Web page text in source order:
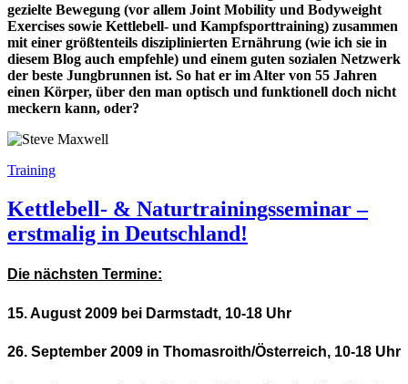
gezielte Bewegung (vor allem Joint Mobility und Bodyweight
Exercises sowie Kettlebell- und Kampfsporttraining) zusammen
mit einer größtenteils disziplinierten Ernährung (wie ich sie in
diesem Blog auch empfehle) und einem guten sozialen Netzwerk
der beste Jungbrunnen ist. So hat er im Alter von 55 Jahren
einen Körper, über den man optisch und funktionell doch nicht
meckern kann, oder?
Training
Kettlebell- & Naturtrainingsseminar –
erstmalig in Deutschland!
Die nächsten Termine:
15. August 2009 bei Darmstadt, 10-18 Uhr
26. September 2009 in Thomasroith/Österreich, 10-18 Uhr